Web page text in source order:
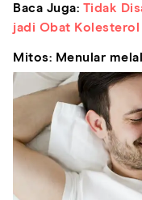
Baca Juga: Tidak
jadi Obat Kolesterol
Mitos: Menular